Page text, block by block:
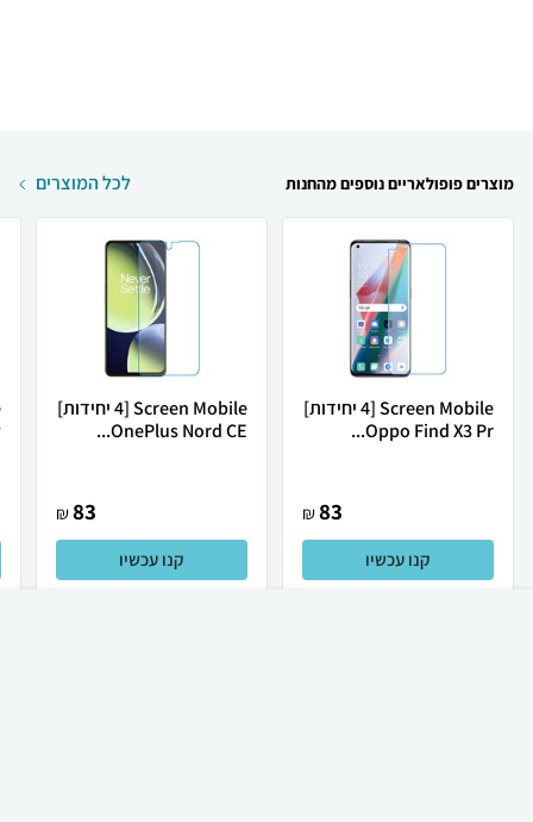
מוצרים פופולאריים נוספים מהחנות לכל המוצרים
Screen Mobile [4 יחידות]
Oppo Find X3 Pr...
83
₪
קנו עכשיו
Screen Mobile [4 יחידות]
OnePlus Nord CE...
83
₪
קנו עכשיו